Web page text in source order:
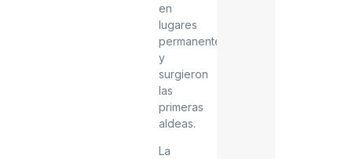
en
lugares
permanentes
y
surgieron
las
primeras
aldeas.
La